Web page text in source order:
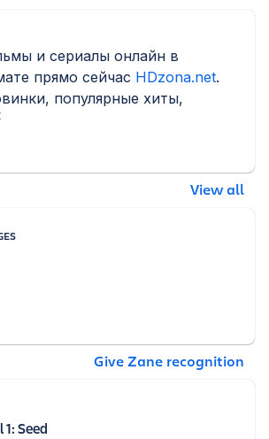
View all
Give Zane recognition
1: Seed
и сериалы онлайн в
прямо сейчас HDzona.net.
популярные хиты,